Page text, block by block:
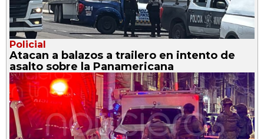
Policial
Atacan a balazos a trailero en intento de
asalto sobre la Panamericana